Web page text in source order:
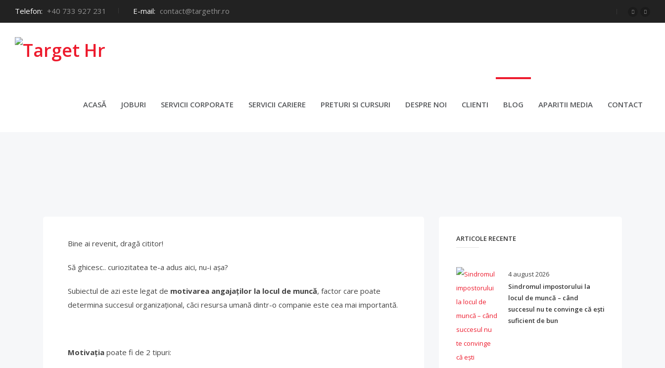
Telefon: +40 733 927 231 E-mail: contact@targethr.ro
ACASĂ JOBURI SERVICII CORPORATE SERVICII CARIERE PRETURI SI CURSURI DESPRE NOI CLIENTI BLOG APARITII MEDIA CONTACT
MOTIVAREA ANGAJAȚILOR LA LOCUL DE MUNCĂ
Bine ai revenit, dragă cititor!
Să ghicesc.. curiozitatea te-a adus aici, nu-i așa?
Subiectul de azi este legat de motivarea angajaților la locul de muncă, factor care poate
determina succesul organizațional, căci resursa umană dintr-o companie este cea mai importantă.
Motivația poate fi de 2 tipuri:
ARTICOLE RECENTE
4 august 2026
Sindromul impostorului la
locul de muncă – când
succesul nu te convinge că ești
suficient de bun